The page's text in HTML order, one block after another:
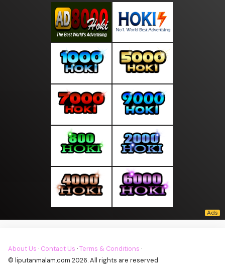
About Us · Contact Us ·Terms & Conditions ·
© liputanmalam.com 2026. All rights are reserved